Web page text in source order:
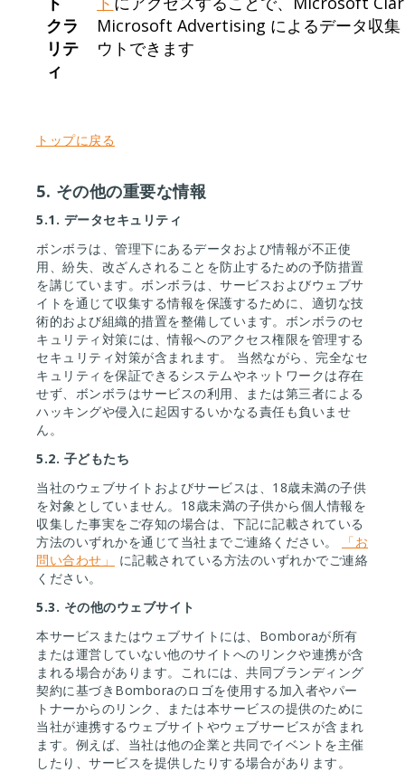
クラ
リテ
ィ
Microsoft Advertising によるデータ収集
ウトできます
トップに戻る
5. その他の重要な情報
5.1. データセキュリティ
ボンボラは、管理下にあるデータおよび情報が不正使
用、紛失、改ざんされることを防止するための予防措置
を講じています。ボンボラは、サービスおよびウェブサ
イトを通じて収集する情報を保護するために、適切な技
術的および組織的措置を整備しています。ボンボラのセ
キュリティ対策には、情報へのアクセス権限を管理する
セキュリティ対策が含まれます。 当然ながら、完全なセ
キュリティを保証できるシステムやネットワークは存在
せず、ボンボラはサービスの利用、または第三者による
ハッキングや侵入に起因するいかなる責任も負いませ
ん。
5.2. 子どもたち
当社のウェブサイトおよびサービスは、18歳未満の子供
を対象としていません。18歳未満の子供から個人情報を
収集した事実をご存知の場合は、下記に記載されている
方法のいずれかを通じて当社までご連絡ください。
「お
問い合わせ」
に記載されている方法のいずれかでご連絡
ください。
5.3. その他のウェブサイト
本サービスまたはウェブサイトには、Bomboraが所有
または運営していない他のサイトへのリンクや連携が含
まれる場合があります。これには、共同ブランディング
契約に基づきBomboraのロゴを使用する加入者やパー
トナーからのリンク、または本サービスの提供のために
当社が連携するウェブサイトやウェブサービスが含まれ
ます。例えば、当社は他の企業と共同でイベントを主催
したり、サービスを提供したりする場合があります。